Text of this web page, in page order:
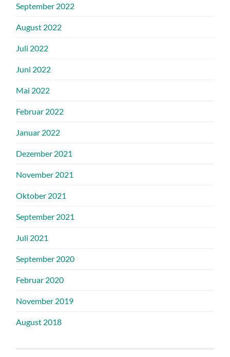
September 2022
August 2022
Juli 2022
Juni 2022
Mai 2022
Februar 2022
Januar 2022
Dezember 2021
November 2021
Oktober 2021
September 2021
Juli 2021
September 2020
Februar 2020
November 2019
August 2018